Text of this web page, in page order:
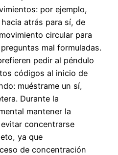
por ejemplo,
atrás para sí, de
circular para
mal formuladas.
pedir al péndulo
códigos al inicio de
muéstrame un sí,
Durante la
mantener la
concentrarse
ya que
de concentración